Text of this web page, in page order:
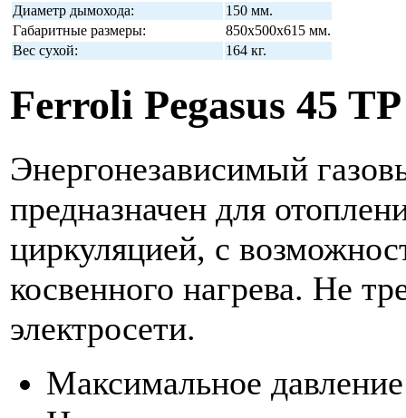
Диаметр дымохода:
150 мм.
Габаритные размеры:
850x500x615 мм.
Вес сухой:
164 кг.
Ferroli Pegasus 45 TP
Энергонезависимый
предназначен для
циркуляцией, с
косвенного нагрева. Не
электросети.
Максимальное